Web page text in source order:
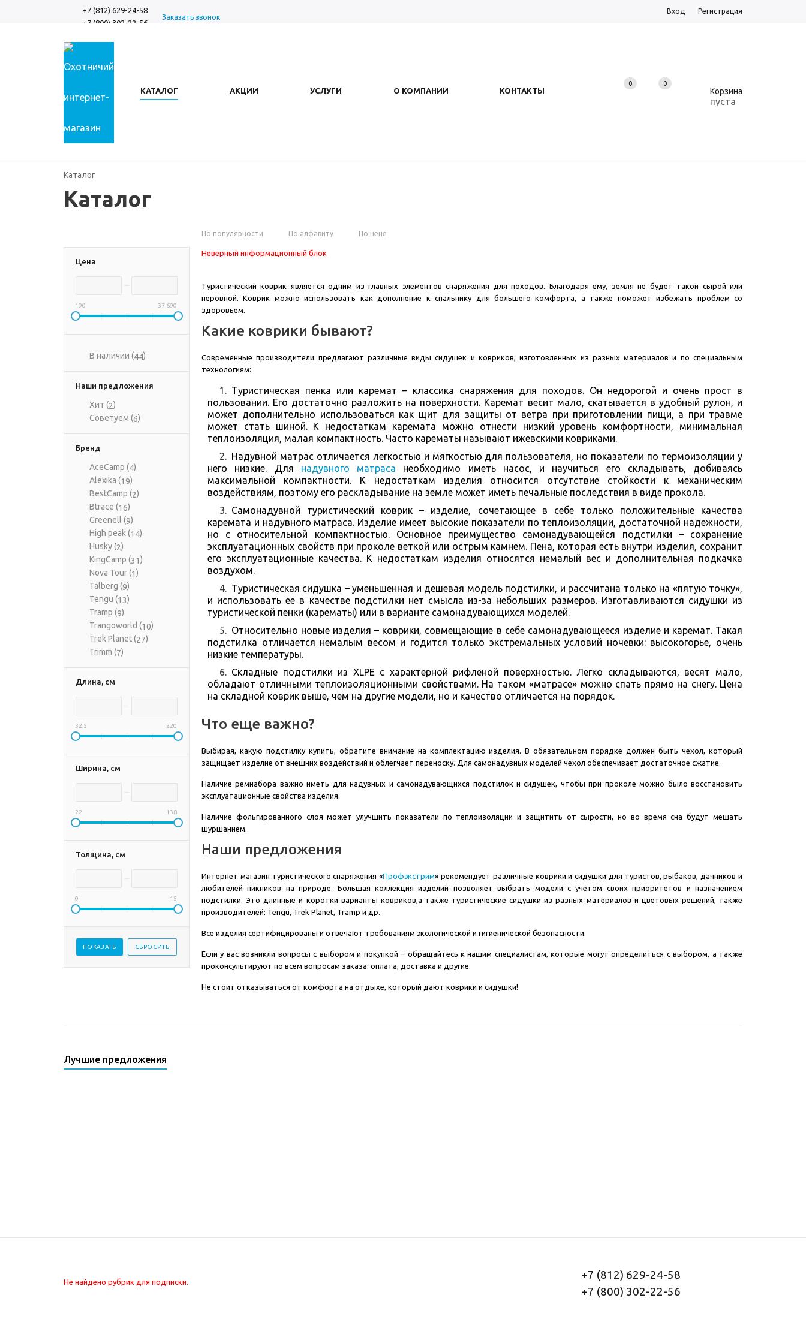
+7 (812) 629-24-58
+7 (800) 302-22-56
Заказать звонок
Вход Регистрация
КАТАЛОГ АКЦИИ УСЛУГИ О КОМПАНИИ КОНТАКТЫ
0 0
Корзина
пуста
Каталог
Каталог
Цена
190 37 690
В наличии (44)
Наши предложения
Хит (2)
Советуем (6)
Бренд
AceCamp (4)
Alexika (19)
BestCamp (2)
Btrace (16)
Greenell (9)
High peak (14)
Husky (2)
KingCamp (31)
Nova Tour (1)
Talberg (9)
Tengu (13)
Tramp (9)
Trangoworld (10)
Trek Planet (27)
Trimm (7)
Длина, см
32.5 220
Ширина, см
22 138
Толщина, см
0 15
По популярности По алфавиту По цене
Неверный информационный блок
Туристический коврик является одним из главных элементов снаряжения для походов. Благодаря ему, земля не будет такой сырой или
неровной. Коврик можно использовать как дополнение к спальнику для большего комфорта, а также поможет избежать проблем со
здоровьем.
Какие коврики бывают?
Современные производители предлагают различные виды сидушек и ковриков, изготовленных из разных материалов и по специальным
технологиям:
Туристическая пенка или каремат – классика снаряжения для походов. Он недорогой и очень прост в
пользовании. Его достаточно разложить на поверхности. Каремат весит мало, скатывается в удобный рулон, и
может дополнительно использоваться как щит для защиты от ветра при приготовлении пищи, а при травме
может стать шиной. К недостаткам каремата можно отнести низкий уровень комфортности, минимальная
теплоизоляция, малая компактность. Часто карематы называют ижевскими ковриками.
Надувной матрас отличается легкостью и мягкостью для пользователя, но показатели по термоизоляции у
него низкие. Для надувного матраса необходимо иметь насос, и научиться его складывать, добиваясь
максимальной компактности. К недостаткам изделия относится отсутствие стойкости к механическим
воздействиям, поэтому его раскладывание на земле может иметь печальные последствия в виде прокола.
Самонадувной туристический коврик – изделие, сочетающее в себе только положительные качества
каремата и надувного матраса. Изделие имеет высокие показатели по теплоизоляции, достаточной надежности,
но с относительной компактностью. Основное преимущество самонадувающейся подстилки – сохранение
эксплуатационных свойств при проколе веткой или острым камнем. Пена, которая есть внутри изделия, сохранит
его эксплуатационные качества. К недостаткам изделия относятся немалый вес и дополнительная подкачка
воздухом.
Туристическая сидушка – уменьшенная и дешевая модель подстилки, и рассчитана только на «пятую точку»,
и использовать ее в качестве подстилки нет смысла из-за небольших размеров. Изготавливаются сидушки из
туристической пенки (карематы) или в варианте самонадувающихся моделей.
Относительно новые изделия – коврики, совмещающие в себе самонадувающееся изделие и каремат. Такая
подстилка отличается немалым весом и годится только экстремальных условий ночевки: высокогорье, очень
низкие температуры.
Складные подстилки из XLPE с характерной рифленой поверхностью. Легко складываются, весят мало,
обладают отличными теплоизоляционными свойствами. На таком «матрасе» можно спать прямо на снегу. Цена
на складной коврик выше, чем на другие модели, но и качество отличается на порядок.
Что еще важно?
Выбирая, какую подстилку купить, обратите внимание на комплектацию изделия. В обязательном порядке должен быть чехол, который
защищает изделие от внешних воздействий и облегчает переноску. Для самонадувных моделей чехол обеспечивает достаточное сжатие.
Наличие ремнабора важно иметь для надувных и самонадувающихся подстилок и сидушек, чтобы при проколе можно было восстановить
эксплуатационные свойства изделия.
Наличие фольгированного слоя может улучшить показатели по теплоизоляции и защитить от сырости, но во время сна будут мешать
шуршанием.
Наши предложения
Интернет магазин туристического снаряжения «Профэкстрим» рекомендует различные коврики и сидушки для туристов, рыбаков, дачников и
любителей пикников на природе. Большая коллекция изделий позволяет выбрать модели с учетом своих приоритетов и назначением
подстилки. Это длинные и коротки варианты ковриков,а также туристические сидушки из разных материалов и цветовых решений, также
производителей: Tengu, Trek Planet, Tramp и др.
Все изделия сертифицированы и отвечают требованиям экологической и гигиенической безопасности.
Если у вас возникли вопросы с выбором и покупкой – обращайтесь к нашим специалистам, которые могут определиться с выбором, а также
проконсультируют по всем вопросам заказа: оплата, доставка и другие.
Не стоит отказываться от комфорта на отдыхе, который дают коврики и сидушки!
Лучшие предложения
Не найдено рубрик для подписки.
+7 (812) 629-24-58
+7 (800) 302-22-56